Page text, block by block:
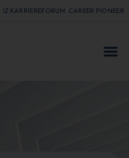
IZ KARRIEREFORUM CAREER PIONEER